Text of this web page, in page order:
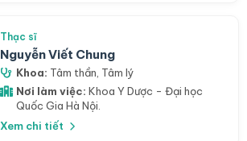
Thạc sĩ
Nguyễn Viết Chung
Khoa: Tâm thần Tâm lý
Nơi làm việc: Khoa Y Dược - Đại học
Quốc Gia Hà Nội.
Xem chi tiết